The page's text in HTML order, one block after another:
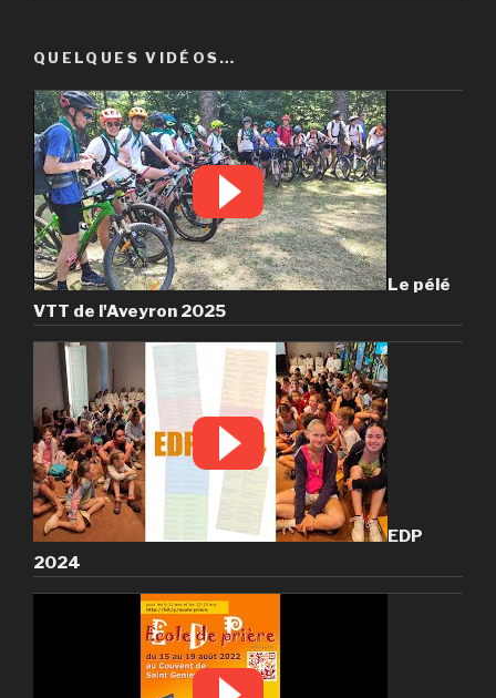
QUELQUES VIDÉOS…
Le pélé
VTT de l'Aveyron 2025
EDP
2024